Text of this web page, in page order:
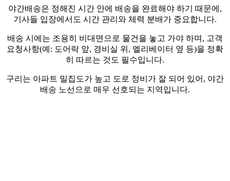
야간배송은 정해진 시간 안에 배송을 완료해야 하기 때문에,
기사들 입장에서도 시간 관리와 체력 분배가 중요합니다.
배송 시에는 조용히 비대면으로 물건을 놓고 가야 하며, 고객
요청사항(예: 도어락 앞, 경비실 위, 엘리베이터 옆 등)을 정확
히 따르는 것도 필수입니다.
구리는 아파트 밀집도가 높고 도로 정비가 잘 되어 있어, 야간
배송 노선으로 매우 선호되는 지역입니다.